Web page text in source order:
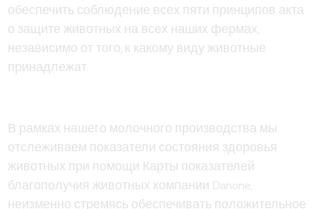
обеспечить соблюдение всех пяти принципов акта
о защите животных на всех наших фермах,
независимо от того, к какому виду животные
принадлежат.
В рамках нашего молочного производства мы
отслеживаем показатели состояния здоровья
животных при помощи Карты показателей
благополучия животных компании Danone,
неизменно стремясь обеспечивать положительное